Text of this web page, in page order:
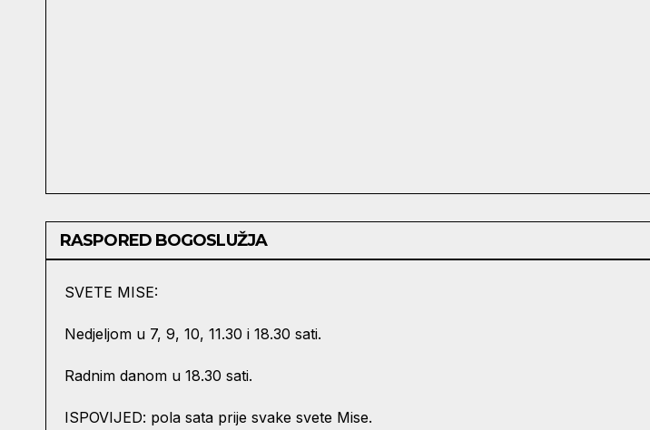
RASPORED BOGOSLUŽJA
SVETE MISE:
Nedjeljom u 7, 9, 10, 11.30 i 18.30 sati.
Radnim danom u 18.30 sati.
ISPOVIJED: pola sata prije svake svete Mise.